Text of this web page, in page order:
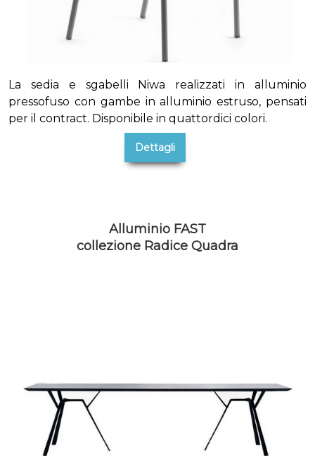
La sedia e sgabelli Niwa realizzati in alluminio
pressofuso con gambe in alluminio estruso, pensati
per il contract. Disponibile in quattordici colori.
Dettagli
Alluminio FAST
collezione Radice Quadra